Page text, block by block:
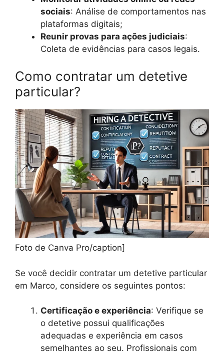
sociais: Análise de comportamentos nas
plataformas digitais;
Reunir provas para ações judiciais:
Coleta de evidências para casos legais.
Como contratar um detetive
particular?
Foto de Canva Pro/caption]
Se você decidir contratar um detetive particular
em Marco, considere os seguintes pontos:
Certificação e experiência: Verifique se
o detetive possui qualificações
adequadas e experiência em casos
semelhantes ao seu. Profissionais com